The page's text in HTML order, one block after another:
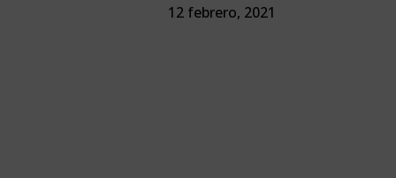
12 febrero, 2021